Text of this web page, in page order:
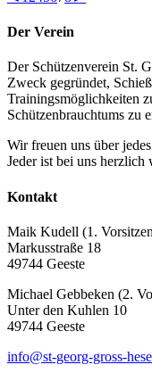
Der Verein
Der Schützenverein St.
Zweck gegründet,
Trainingsmöglichkeiten
Schützenbrauchtums zu
Wir freuen uns über
Jeder ist bei uns herzlich
Kontakt
Maik Kudell (1.
Markusstraße 18
49744 Geeste
Michael Gebbeken (2.
Unter den Kuhlen 10
49744 Geeste
info@st-georg-gross-